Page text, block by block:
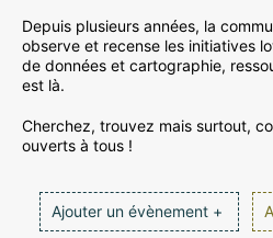
Depuis plusieurs années, la
observe et recense les initiatives
de données et cartographie,
est là.
Cherchez, trouvez mais surtout,
ouverts à tous !
Ajouter un évènement +